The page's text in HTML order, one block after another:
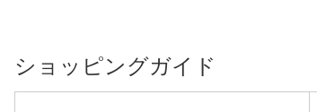
ショッピングガイド